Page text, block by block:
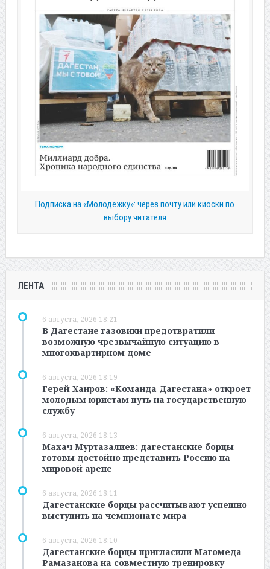
Подписка на «Молодежку»: через почту или киоски по
выбору читателя
ЛЕНТА
6 августа, 2026 18:21
В Дагестане газовики предотвратили
возможную чрезвычайную ситуацию в
многоквартирном доме
6 августа, 2026 18:19
Герей Хаиров: «Команда Дагестана» откроет
молодым юристам путь на государственную
службу
6 августа, 2026 18:13
Махач Муртазалиев: дагестанские борцы
готовы достойно представить Россию на
мировой арене
6 августа, 2026 18:11
Дагестанские борцы рассчитывают успешно
выступить на чемпионате мира
6 августа, 2026 18:10
Дагестанские борцы пригласили Магомеда
Рамазанова на совместную тренировку